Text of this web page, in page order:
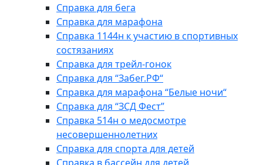
Справка для бега
Справка для марафона
Справка 1144н к участию в спортивных
состязаниях
Справка для трейл-гонок
Справка для “Забег.РФ“
Справка для марафона “Белые ночи“
Справка для “ЗСД Фест”
Справка 514н о медосмотре
несовершеннолетних
Справка для спорта для детей